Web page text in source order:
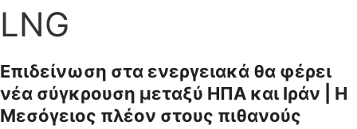
LNG
Επιδείνωση στα ενεργειακά θα φέρει
νέα σύγκρουση μεταξύ ΗΠΑ και Ιράν | Η
Μεσόγειος πλέον στους πιθανούς